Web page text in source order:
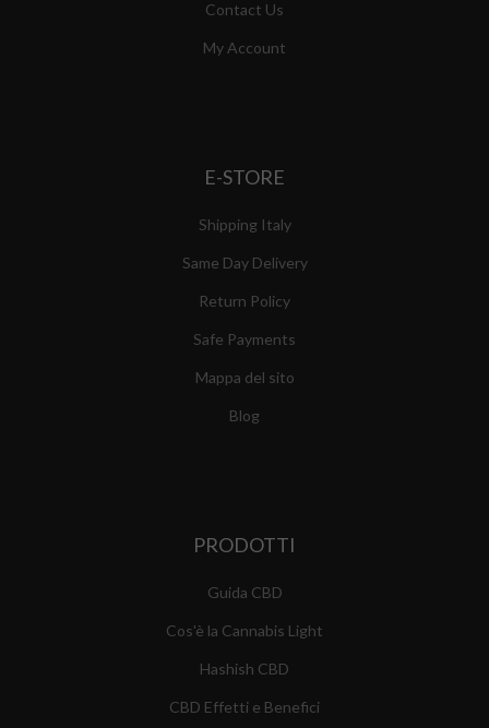
Contact Us
My Account
E-STORE
Shipping Italy
Same Day Delivery
Return Policy
Safe Payments
Mappa del sito
Blog
PRODOTTI
Guida CBD
Cos'è la Cannabis Light
Hashish CBD
CBD Effetti e Benefici